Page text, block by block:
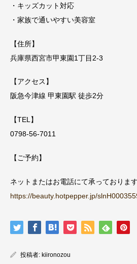
・キッズカット対応
・家族で通いやすい美容室
【住所】
兵庫県西宮市甲東園1丁目2-3
【アクセス】
阪急今津線 甲東園駅 徒歩2分
【TEL】
0798-56-7011
【ご予約】
ネットまたはお電話にて承っております
https://beauty.hotpepper.jp/
投稿者: kiironozou